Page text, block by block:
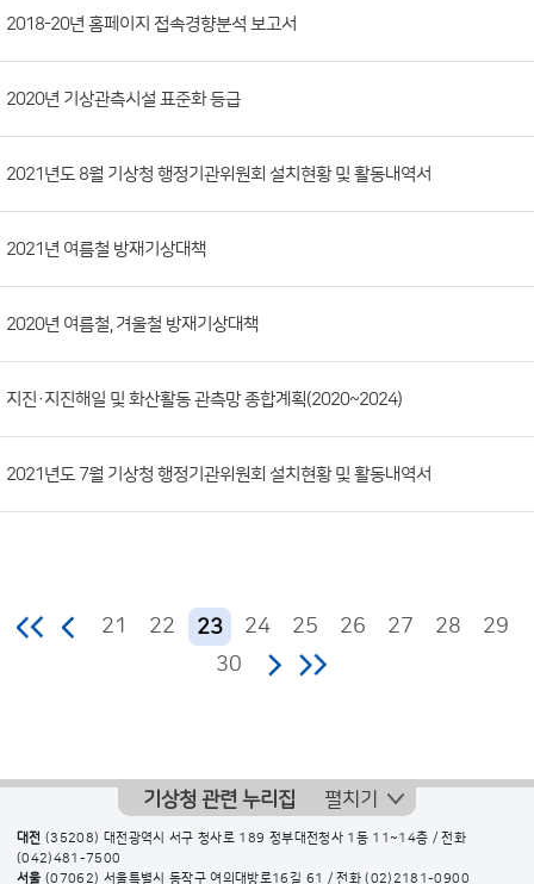
부
일,
조
회
2018-20년 홈페이지 접속경향분석 보고서
2020년 기상관측시설 표준화 등급
2021년도 8월 기상청 행정기관위원회 설치현황 및 활동내역서
2021년 여름철 방재기상대책
2020년 여름철, 겨울철 방재기상대책
지진·지진해일 및 화산활동 관측망 종합계획(2020~2024)
2021년도 7월 기상청 행정기관위원회 설치현황 및 활동내역서
21 22 23 24 25 26 27 28
29
30
기상청 관련 누리집 펼치기
대전 (35208) 대전광역시 서구 청사로 189 정부대전청사 1동 11~14층 / 전화
(042)481-7500
서울 (07062) 서울특별시 동작구 여의대방로16길 61 / 전화(02)2181-0900